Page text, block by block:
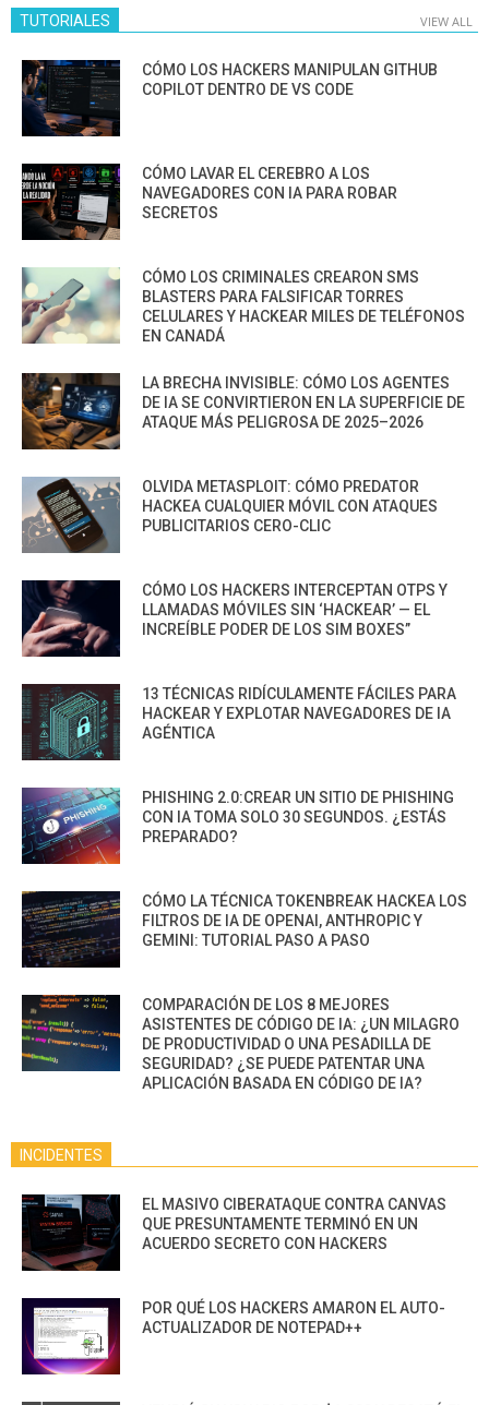
TUTORIALES VIEW ALL
CÓMO LOS HACKERS MANIPULAN GITHUB
COPILOT DENTRO DE VS CODE
CÓMO LAVAR EL CEREBRO A LOS
NAVEGADORES CON IA PARA ROBAR
SECRETOS
CÓMO LOS CRIMINALES CREARON SMS
BLASTERS PARA FALSIFICAR TORRES
CELULARES Y HACKEAR MILES DE TELÉFONOS
EN CANADÁ
LA BRECHA INVISIBLE: CÓMO LOS AGENTES
DE IA SE CONVIRTIERON EN LA SUPERFICIE DE
ATAQUE MÁS PELIGROSA DE 2025–2026
OLVIDA METASPLOIT: CÓMO PREDATOR
HACKEA CUALQUIER MÓVIL CON ATAQUES
PUBLICITARIOS CERO-CLIC
CÓMO LOS HACKERS INTERCEPTAN OTPS Y
LLAMADAS MÓVILES SIN ‘HACKEAR’ — EL
INCREÍBLE PODER DE LOS SIM BOXES”
13 TÉCNICAS RIDÍCULAMENTE FÁCILES PARA
HACKEAR Y EXPLOTAR NAVEGADORES DE IA
AGÉNTICA
PHISHING 2.0:CREAR UN SITIO DE PHISHING
CON IA TOMA SOLO 30 SEGUNDOS. ¿ESTÁS
PREPARADO?
CÓMO LA TÉCNICA TOKENBREAK HACKEA LOS
FILTROS DE IA DE OPENAI, ANTHROPIC Y
GEMINI: TUTORIAL PASO A PASO
COMPARACIÓN DE LOS 8 MEJORES
ASISTENTES DE CÓDIGO DE IA: ¿UN MILAGRO
DE PRODUCTIVIDAD O UNA PESADILLA DE
SEGURIDAD? ¿SE PUEDE PATENTAR UNA
APLICACIÓN BASADA EN CÓDIGO DE IA?
INCIDENTES
EL MASIVO CIBERATAQUE CONTRA CANVAS
QUE PRESUNTAMENTE TERMINÓ EN UN
ACUERDO SECRETO CON HACKERS
POR QUÉ LOS HACKERS AMARON EL AUTO-
ACTUALIZADOR DE NOTEPAD++